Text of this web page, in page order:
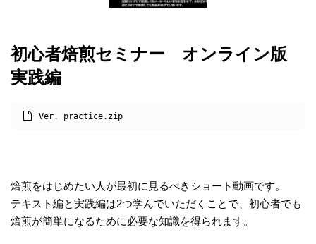
初心者焙煎セミナー オンライン版
実践編
Ver. practice.zip
焙煎をはじめたい人が最初に見るべきショート動画です。
テキスト編と実践編は2つ学んでいただくことで、初心者でも
焙煎が簡単になるために必要な知識を得られます。